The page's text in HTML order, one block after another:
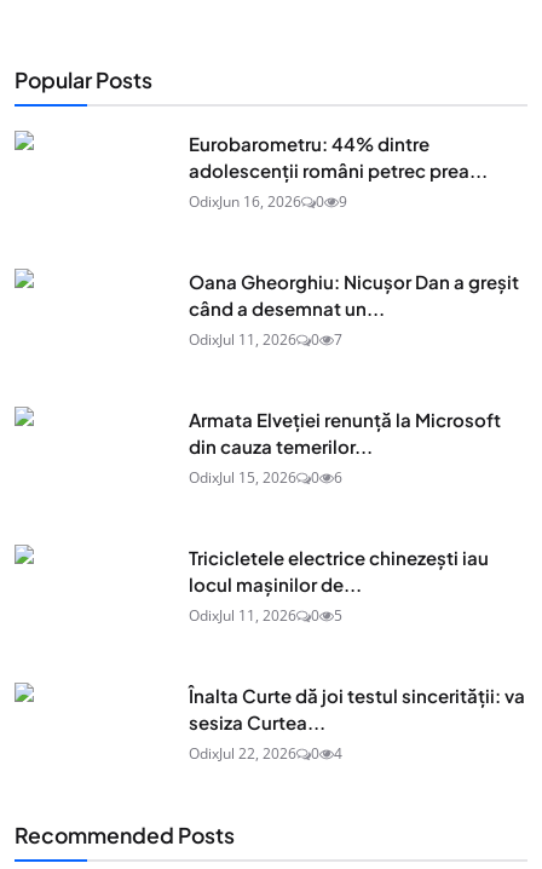
Popular Posts
Eurobarometru: 44% dintre
adolescenţii români petrec prea...
OdixJun 16, 2026 0 9
Oana Gheorghiu: Nicușor Dan a greșit
când a desemnat un...
OdixJul 11, 2026 0 7
Armata Elveției renunță la Microsoft
din cauza temerilor...
OdixJul 15, 2026 0 6
Tricicletele electrice chinezești iau
locul mașinilor de...
OdixJul 11, 2026 0 5
Înalta Curte dă joi testul sincerității: va
sesiza Curtea...
OdixJul 22, 2026 0 4
Recommended Posts